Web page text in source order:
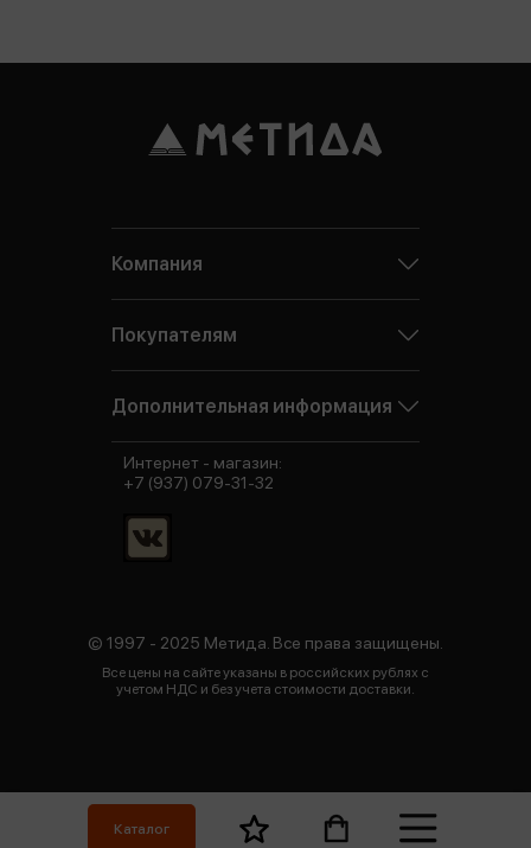
Каталог
Компания
Покупателям
Дополнительная информация
© 1997 - 2025 Метида. Все права защищены.
Все цены на сайте указаны в российских рублях с
учетом НДС и без учета стоимости доставки.
Интернет - магазин:
+7 (937) 079-31-32